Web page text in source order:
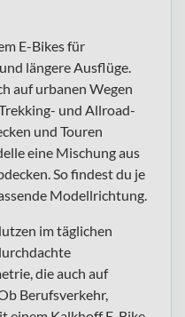
E-Bikes für
längere Ausflüge.
auf urbanen Wegen
und Allroad-
und Touren
eine Mischung aus
So findest du je
Modellrichtung.
im täglichen
die auch auf
Berufsverkehr,